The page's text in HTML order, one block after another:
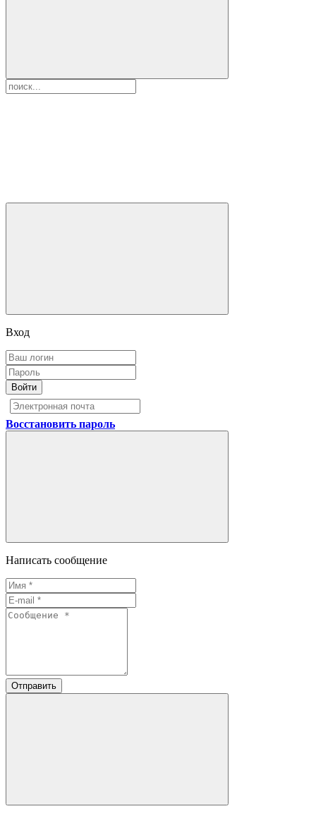
Вход
Войти
Восстановить пароль
Написать сообщение
Отправить